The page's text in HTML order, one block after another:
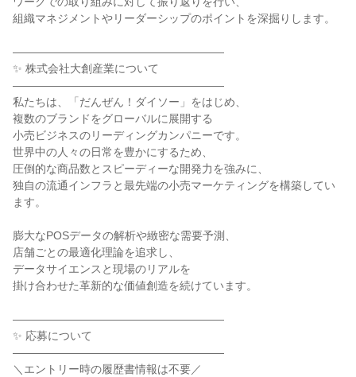
組織マネジメントやリーダーシップのポイントを深掘りします。
―――――――――――――――――――
✨ 株式会社大創産業について
―――――――――――――――――――
私たちは、「だんぜん！ダイソー」をはじめ、
複数のブランドをグローバルに展開する
小売ビジネスのリーディングカンパニーです。
世界中の人々の日常を豊かにするため、
圧倒的な商品数とスピーディーな開発力を強みに、
独自の流通インフラと最先端の小売マーケティングを構築してい
ます。
膨大なPOSデータの解析や緻密な需要予測、
店舗ごとの最適化理論を追求し、
データサイエンスと現場のリアルを
掛け合わせた革新的な価値創造を続けています。
―――――――――――――――――――
✨ 応募について
―――――――――――――――――――
＼エントリー時の履歴書情報は不要／